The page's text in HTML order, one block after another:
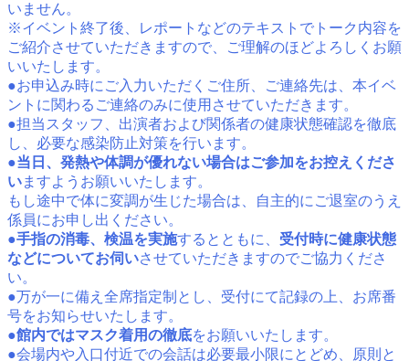
いません。
※イベント終了後、レポートなどのテキストでトーク内容を
ご紹介させていただきますので、ご理解のほどよろしくお願
いいたします。
●お申込み時にご入力いただくご住所、ご連絡先は、本イベ
ントに関わるご連絡のみに使用させていただきます。
●担当スタッフ、出演者および関係者の健康状態確認を徹底
し、必要な感染防止対策を行います。
●当日、発熱や体調が優れない場合はご参加をお控えくださ
いますようお願いいたします。
もし途中で体に変調が生じた場合は、自主的にご退室のうえ
係員にお申し出ください。
●手指の消毒、検温を実施するとともに、 受付時に健康状態
などについてお伺いさせていただきますのでご協力くださ
い。
●万が一に備え全席指定制とし、受付にて記録の上、お席番
号をお知らせいたします。
●館内ではマスク着用の徹底をお願いいたします。
●会場内や入口付近での会話は必要最小限にとどめ、原則と